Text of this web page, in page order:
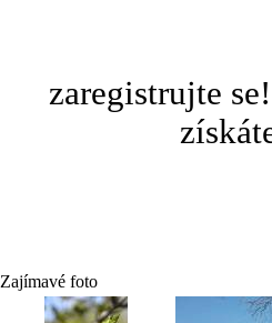
zaregistrujte
Zajímavé foto